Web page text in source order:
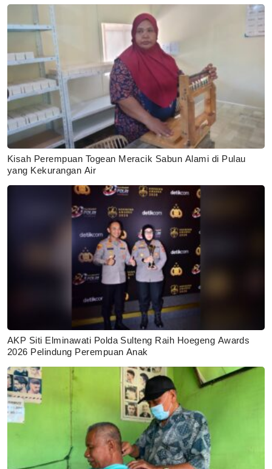
Kisah Perempuan Togean Meracik Sabun Alami di Pulau
yang Kekurangan Air
AKP Siti Elminawati Polda Sulteng Raih Hoegeng Awards
2026 Pelindung Perempuan Anak